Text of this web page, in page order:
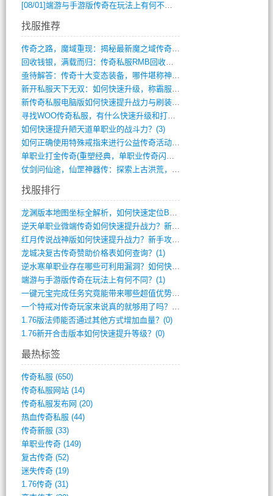
[08/01]端游与手游版传奇在玩法上有何不同？
找服推荐
传奇之路，魔域重现：揭秘最新魔之域传奇攻(712)
回收钱银，满载而归：传奇私服RMB回收装(548)
亟待解答：传奇十大变态装备，哪件堪称神器(347)
新开私服天下无双：如何快速升级，称霸服务(681)
新传奇私服电脑版如何快速提升战力与刷装备(835)
寻找WOO传奇私服，有什么快速升级和打宝(864)
如何快速提升陋天道单职业的战斗力？(3)
如何正确使用特殊戒指来进行公益传奇活动？(10)
单职业打金传奇(重塑经典，单职业传奇闪耀(10)
仗剑问仙途，仙罡神器传：探索上古洪荒，揭(813)
找服排行
龙渊版本地图坐标全解析，如何快速定位BO(3)
逆天单职业微端传奇如何快速提升战力？新手(2)
红月传说战神版如何快速提升战力？新手攻略(2)
龙城决复古传奇赞助价格表如何查询？(1)
逆水寒单职业存在哪些可利用漏洞？如何快速(1)
端游与手游版传奇在玩法上有何不同？(1)
一键元宝完成任务究竟能带来哪些超值优势？(0)
一个特戒对传奇玩家来说真的就够用了吗？(0)
1.76版法师能否通过其他方式增加血量？(0)
1.76新开合击版本如何快速提升等级？(0)
最热标签
传奇私服 (650)
传奇私服网站(14)
传奇私服发布网 (20)
热血传奇私服 (44)
传奇新服 (33)
单职业传奇(149)
复古传奇(52)
迷失传奇(19)
1.76传奇(31)